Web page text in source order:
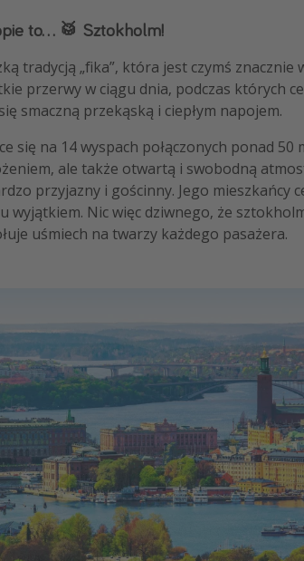
to... 🥁 Sztokholm!
tradycją „fika”, która jest czymś znacznie
przerwy w ciągu dnia, podczas których
smaczną przekąską i ciepłym napojem.
się na 14 wyspach połączonych ponad 50
ale także otwartą i swobodną
przyjazny i gościnny. Jego mieszkańcy
wyjątkiem. Nic więc dziwnego, że
uśmiech na twarzy każdego pasażera.